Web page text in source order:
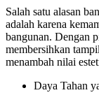
Salah satu alasan
adalah karena
bangunan. Dengan
membersihkan
menambah nilai
Daya Tahan